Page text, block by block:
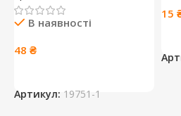
В наявності
48 ₴
Артикул: 19751-1
15